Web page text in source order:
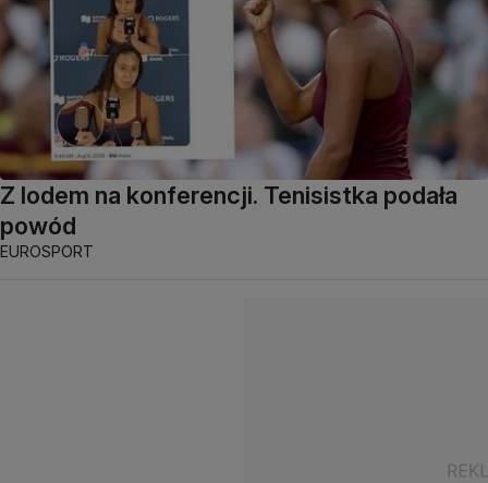
Z lodem na konferencji. Tenisistka podała
powód
EUROSPORT